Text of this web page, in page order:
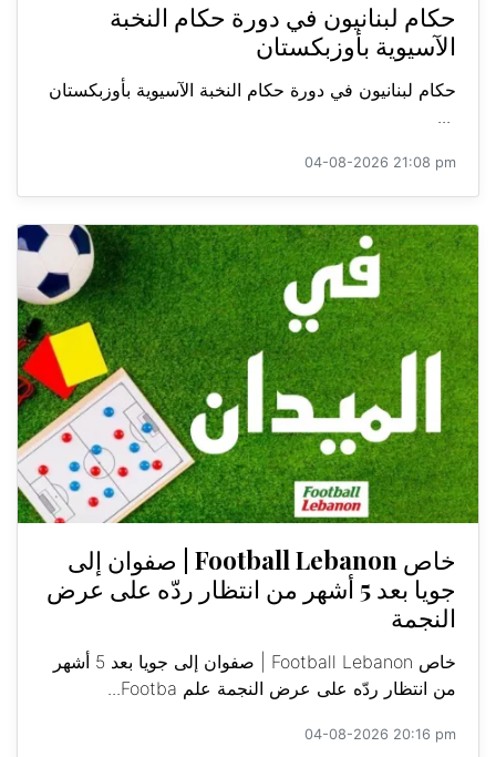
حكام لبنانيون في دورة حكام النخبة
الآسيوية بأوزبكستان
حكام لبنانيون في دورة حكام النخبة الآسيوية بأوزبكستان
...
04-08-2026 21:08 pm
خاص Football Lebanon | صفوان إلى
جويا بعد 5 أشهر من انتظار ردّه على عرض
النجمة
خاص Football Lebanon | صفوان إلى جويا بعد 5 أشهر
من انتظار ردّه على عرض النجمة علم Footba...
04-08-2026 20:16 pm